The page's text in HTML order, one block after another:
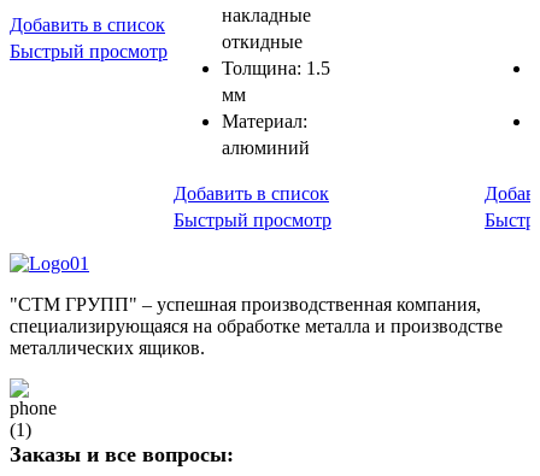
Добавить в список
Быстрый просмотр
накладные
откидные
Толщина: 1.5
мм
Материал:
алюминий
Добавить в список
Быстрый просмотр
"СТМ ГРУПП" – успешная производственная компания,
специализирующаяся на обработке металла и производстве
металлических ящиков.
Заказы и все вопросы: